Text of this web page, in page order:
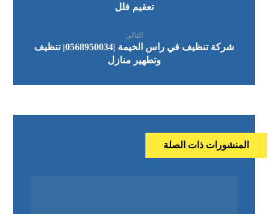
تعقيم فلل
التالي
شركة تنظيف في راس الخيمة |0568950034| تنظيف
وتطهير منازل
المنشورات ذات الصلة